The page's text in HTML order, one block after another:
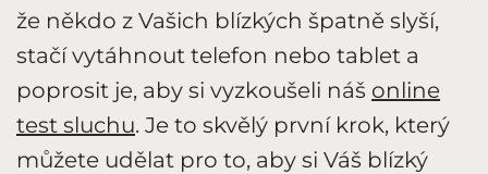
že někdo z Vašich blízkých špatně slyší,
stačí vytáhnout telefon nebo tablet a
poprosit je, aby si vyzkoušeli náš online
test sluchu. Je to skvělý první krok, který
můžete udělat pro to, aby si Váš blízký